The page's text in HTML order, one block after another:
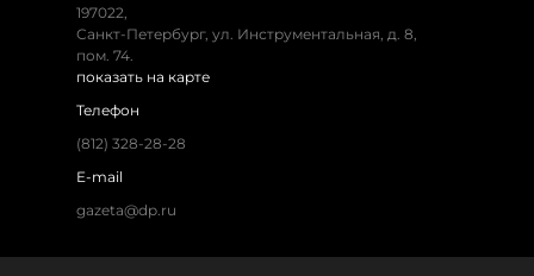
197022,
Санкт-Петербург, ул. Инструментальная, д. 8,
пом. 74.
показать на карте
Телефон
(812) 328-28-28
E-mail
gazeta@dp.ru